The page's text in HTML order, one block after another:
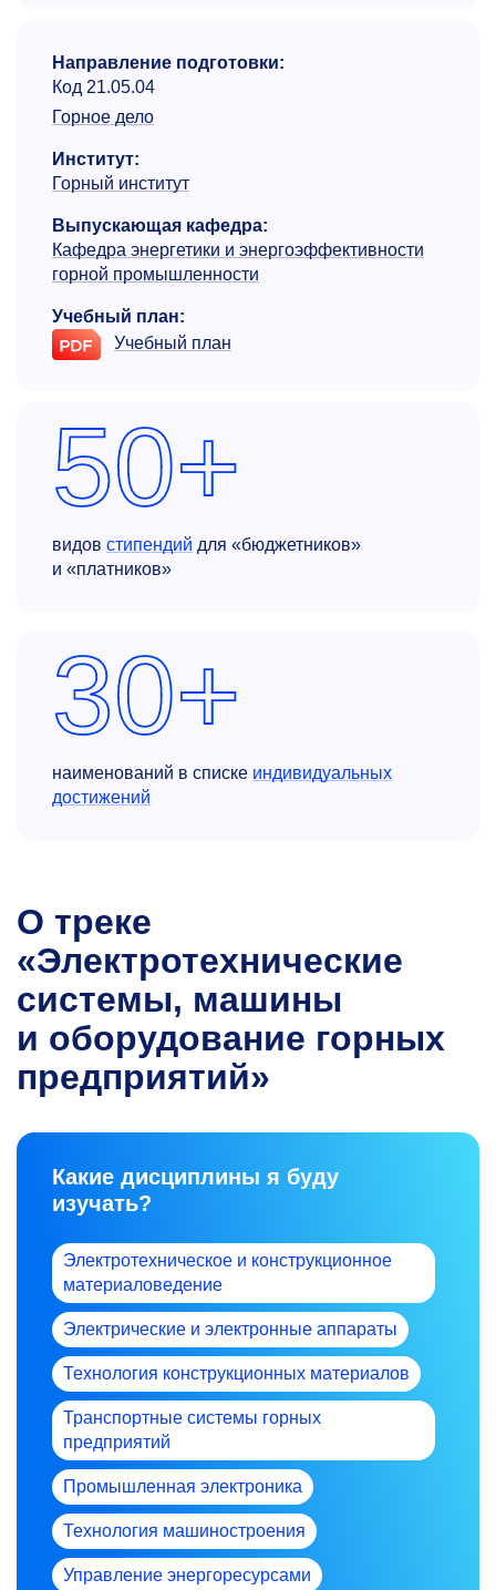
Направление подготовки:
Код 21.05.04
Горное дело
Институт:
Горный институт
Выпускающая кафедра:
Кафедра энергетики и энергоэффек­тивности
горной промышленности
Учебный план:
Учебный план
50+
видов стипендий для «бюджетников»
и «платников»
30+
наименований в списке индивидуальных
достижений
О треке
«Электротехнические
системы, машины
и оборудование горных
предприятий»
Какие дисциплины я буду
изучать?
Электротехническое и конструкционное
материаловедение
Электрические и электронные аппараты
Технология конструкционных материалов
Транспортные системы горных
предприятий
Промышленная электроника
Технология машиностроения
Управление энергоресурсами